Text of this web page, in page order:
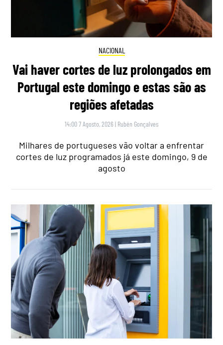
NACIONAL
Vai haver cortes de luz prolongados em
Portugal este domingo e estas são as
regiões afetadas
14:00 7 Agosto, 2026 | Rubén Gonçalves
Milhares de portugueses vão voltar a enfrentar
cortes de luz programados já este domingo, 9 de
agosto